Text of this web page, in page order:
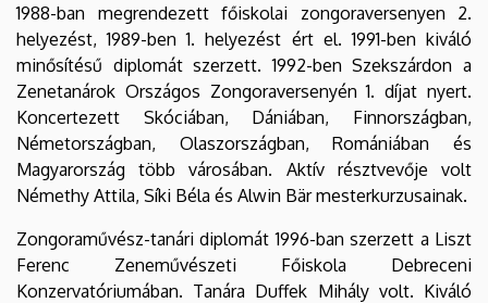
1988-ban megrendezett főiskolai zongoraversenyen 2.
helyezést, 1989-ben 1. helyezést ért el. 1991-ben kiváló
minősítésű diplomát szerzett. 1992-ben Szekszárdon a
Zenetanárok Országos Zongoraversenyén 1. díjat nyert.
Koncertezett Skóciában, Dániában, Finnországban,
Németországban, Olaszországban, Romániában és
Magyarország több városában. Aktív résztvevője volt
Némethy Attila, Síki Béla és Alwin Bär mesterkurzusainak.
Zongoraművész-tanári diplomát 1996-ban szerzett a Liszt
Ferenc Zeneművészeti Főiskola Debreceni
Konzervatóriumában. Tanára Duffek Mihály volt. Kiváló